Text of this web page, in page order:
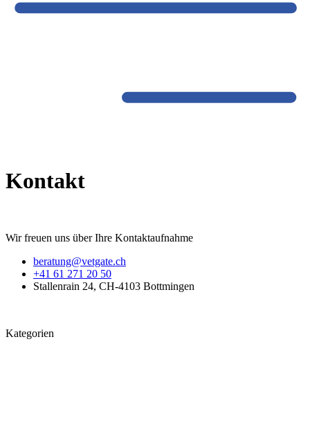
Kontakt
Wir freuen uns über Ihre Kontaktaufnahme
beratung@vetgate.ch
+41 61 271 20 50
Stallenrain 24, CH-4103 Bottmingen
Kategorien